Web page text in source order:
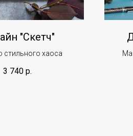
"Скетч"
стильного хаоса
3 740 р.